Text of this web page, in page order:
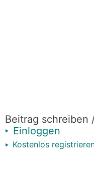
Beitrag schreiben
Einloggen
Kostenlos